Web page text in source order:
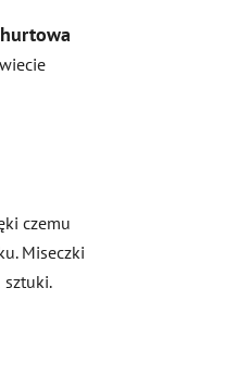
czemu
Miseczki
sztuki.